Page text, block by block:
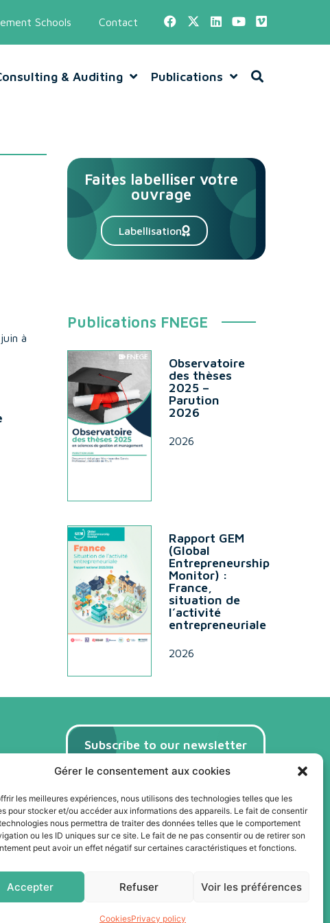
Gérer le consentement aux cookies
les meilleures expériences, nous utilisons des technologies telles que les
pour stocker et/ou accéder aux informations des appareils. Le fait de consentir
nous permettra de traiter des données telles que le comportement
ou les ID uniques sur ce site. Le fait de ne pas consentir ou de retirer son
peut avoir un effet négatif sur certaines caractéristiques et fonctions.
Accepter Refuser Voir les préférences
CookiesPrivacy policy
Schools Contact
& Auditing Publications
à
Faites labelliser votre
ouvrage
Labellisation
Publications FNEGE
Observatoire
des thèses
2025 –
Parution
2026
2026
Rapport GEM
(Global
Entrepreneurship
Monitor) :
France,
situation de
l’activité
entrepreneuriale
2026
Subscribe to our newsletter
Subscribe